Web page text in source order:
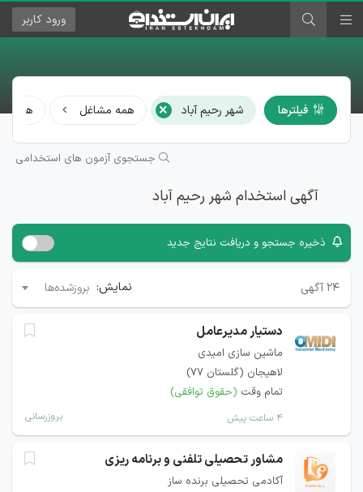
ورود کاربر
فیلترها شهر رحیم آباد × همه مشاغل همه
جستجوی آزمون های استخدامی
آگهی استخدام شهر رحیم آباد
ذخیره جستجو و دریافت نتایج جدید
۲۴ آگهی نمایش: بروزشده‌ها
دستیار مدیرعامل
ماشین سازی امیدی
لاهیجان (گلستان 77)
تمام وقت (حقوق توافقی)
۴ ساعت پیش بروزرسانی
مشاور تحصیلی تلفنی و برنامه ریزی
آکادمی تحصیلی برنده ساز